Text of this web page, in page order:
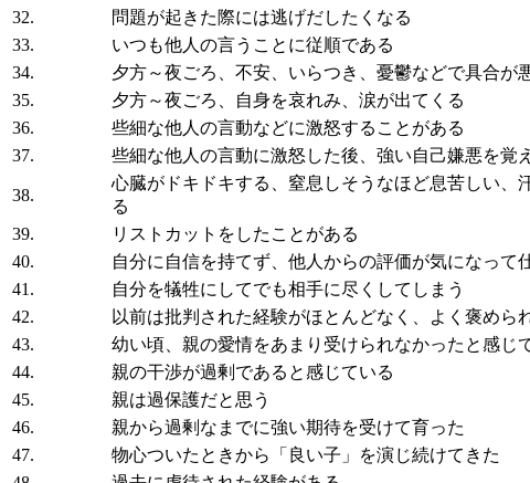
32.
問題が起きた際には逃げだしたくなる
33.
いつも他人の言うことに従順である
34.
夕方～夜ごろ、不安、いらつき、憂鬱などで具合が
35.
夕方～夜ごろ、自身を哀れみ、涙が出てくる
36.
些細な他人の言動などに激怒することがある
37.
些細な他人の言動に激怒した後、強い自己嫌悪を覚
38.
心臓がドキドキする、窒息しそうなほど息苦しい
る
39. リストカットをしたことがある
40.
自分に自信を持てず、他人からの評価が気になって
41.
自分を犠牲にしてでも相手に尽くしてしまう
42.
以前は批判された経験がほとんどなく、よく褒めら
43.
幼い頃、親の愛情をあまり受けられなかったと感じ
44.
親の干渉が過剰であると感じている
45.
親は過保護だと思う
46.
親から過剰なまでに強い期待を受けて育った
47.
物心ついたときから「良い子」を演じ続けてきた